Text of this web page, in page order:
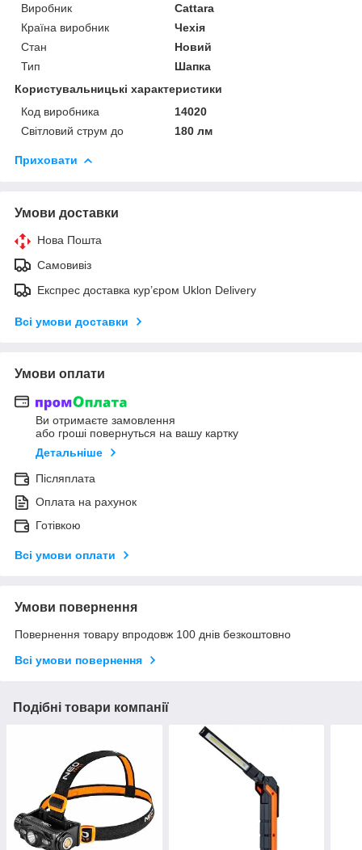
Виробник
Cattara
Країна виробник
Чехія
Стан
Новий
Тип
Шапка
Користувальницькі характеристики
Код виробника
14020
Світловий струм до
180 лм
Приховати
Умови доставки
Нова Пошта
Самовивіз
Експрес доставка кур’єром Uklon Delivery
Всі умови доставки
Умови оплати
Ви отримаєте замовлення
або гроші повернуться на вашу картку
Детальніше
Післяплата
Оплата на рахунок
Готівкою
Всі умови оплати
Умови повернення
Повернення товару впродовж 100 днів безкоштовно
Всі умови повернення
Подібні товари компанії